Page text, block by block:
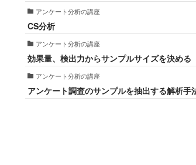
アンケート分析の講座
CS分析
アンケート分析の講座
効果量、検出力からサンプルサイズを決める
アンケート分析の講座
アンケート調査のサンプルを抽出する解析手